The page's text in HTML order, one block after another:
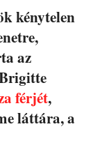
kénytelen
az
férjét,
láttára, a